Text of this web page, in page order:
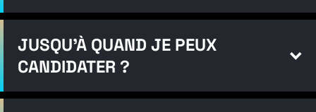
JUSQU’À QUAND JE PEUX
CANDIDATER ?